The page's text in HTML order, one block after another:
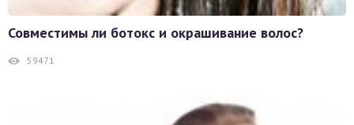
Совместимы ли ботокс и окрашивание волос?
59471